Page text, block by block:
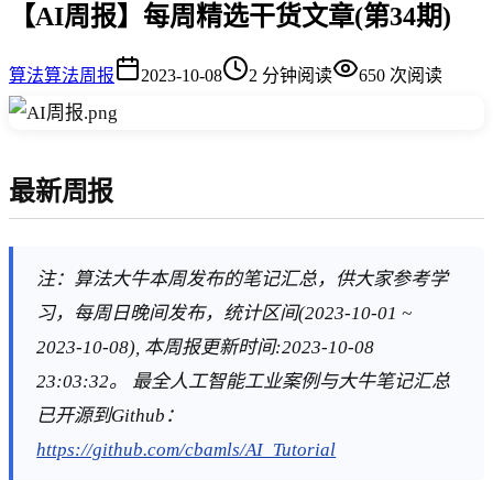
【AI周报】每周精选干货文章(第34期)
算法算法周报 2023-10-08 2 分钟阅读 650 次阅读
最新周报
注：算法大牛本周发布的笔记汇总，供大家参考学
习，每周日晚间发布，统计区间(2023-10-01 ~
2023-10-08), 本周报更新时间:2023-10-08
23:03:32。 最全人工智能工业案例与大牛笔记汇总
已开源到Github：
https://github.com/cbamls/AI_Tutorial